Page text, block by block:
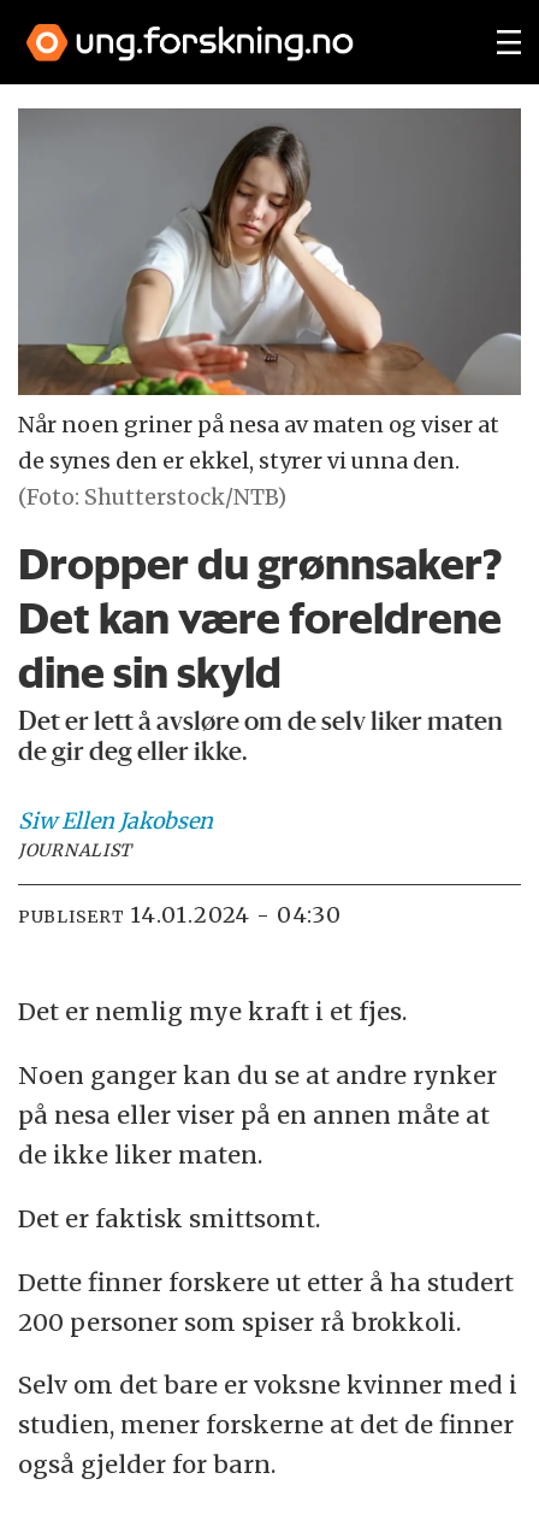
Når noen griner på nesa av maten og viser at
de synes den er ekkel, styrer vi unna den.
(Foto: Shutterstock/NTB)
Dropper du grønnsaker?
Det kan være foreldrene
dine sin skyld
Det er lett å avsløre om de selv liker maten
de gir deg eller ikke.
Siw Ellen Jakobsen
JOURNALIST
PUBLISERT 14.01.2024 - 04:30
Det er nemlig mye kraft i et fjes.
Noen ganger kan du se at andre rynker
på nesa eller viser på en annen måte at
de ikke liker maten.
Det er faktisk smittsomt.
Dette finner forskere ut etter å ha studert
200 personer som spiser rå brokkoli.
Selv om det bare er voksne kvinner med i
studien, mener forskerne at det de finner
også gjelder for barn.